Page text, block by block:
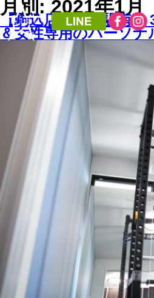
月別: 2021年1月
【駒込店】駒込駅南口
＆女性専用のパーソナ